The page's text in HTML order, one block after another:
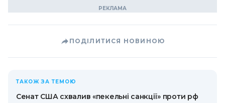
ПОДІЛИТИСЯ НОВИНОЮ
ТАКОЖ ЗА ТЕМОЮ
Сенат США схвалив «пекельні санкції» проти рф